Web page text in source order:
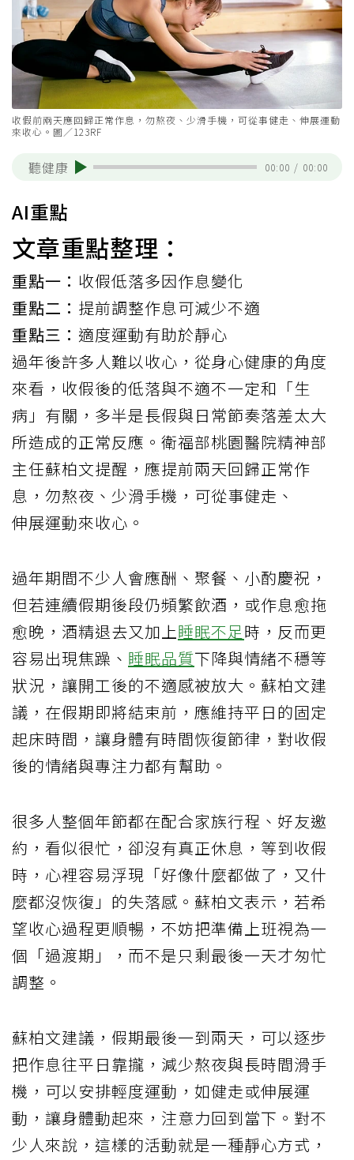
收假前兩天應回歸正常作息，勿熬夜、少滑手機，可從事健走、伸展運動
來收心。圖／123RF
聽健康 00:00 / 00:00
AI重點
文章重點整理：
重點一： 收假低落多因作息變化
重點二： 提前調整作息可減少不適
重點三： 適度運動有助於靜心
過年後許多人難以收心，從身心健康的角度
來看，收假後的低落與不適不一定和「生
病」有關，多半是長假與日常節奏落差太大
所造成的正常反應。衛福部桃園醫院精神部
主任蘇柏文提醒，應提前兩天回歸正常作
息，勿熬夜 、少滑手機，可從事健走 、
伸展運動來收心。
過年期間不少人會應酬、聚餐、小酌慶祝，
但若連續假期後段仍頻繁飲酒，或作息愈拖
愈晚，酒精退去又加上睡眠不足時，反而更
容易出現焦躁、 睡眠品質下降與情緒不穩等
狀況，讓開工後的不適感被放大。蘇柏文建
議，在假期即將結束前，應維持平日的固定
起床時間，讓身體有時間恢復節律，對收假
後的情緒與專注力都有幫助。
很多人整個年節都在配合家族行程、好友邀
約，看似很忙，卻沒有真正休息，等到收假
時，心裡容易浮現「好像什麼都做了，又什
麼都沒恢復」的失落感。蘇柏文表示，若希
望收心過程更順暢，不妨把準備上班視為一
個「過渡期」，而不是只剩最後一天才匆忙
調整。
蘇柏文建議，假期最後一到兩天，可以逐步
把作息往平日靠攏，減少熬夜與長時間滑手
機，可以安排輕度運動，如健走或伸展運
動，讓身體動起來，注意力回到當下。對不
少人來說，這樣的活動就是一種靜心方式，